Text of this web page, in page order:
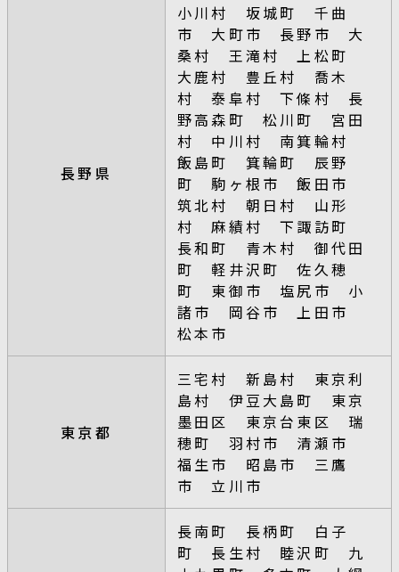
長野県
小川村 坂城町 千曲
市 大町市 長野市 大
桑村 王滝村 上松町
大鹿村 豊丘村 喬木
村 泰阜村 下條村 長
野高森町 松川町 宮田
村 中川村 南箕輪村
飯島町 箕輪町 辰野
町 駒ヶ根市 飯田市
筑北村 朝日村 山形
村 麻績村 下諏訪町
長和町 青木村 御代田
町 軽井沢町 佐久穂
町 東御市 塩尻市 小
諸市 岡谷市 上田市
松本市
東京都
三宅村 新島村 東京利
島村 伊豆大島町 東京
墨田区 東京台東区 瑞
穂町 羽村市 清瀬市
福生市 昭島市 三鷹
市 立川市
長南町 長柄町 白子
町 長生村 睦沢町 九